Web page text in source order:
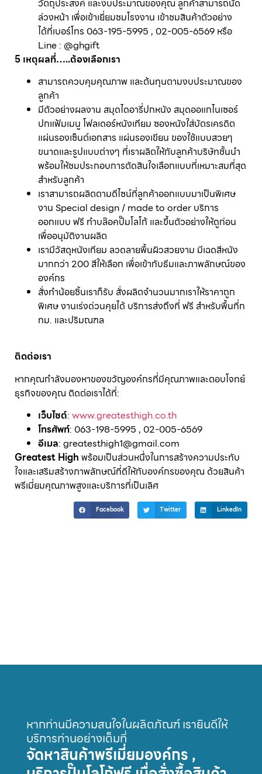
วัตถุประสงค์ และงบประมาณของคุณ ลูกค้าสามารถนัด
ล่วงหน้า เพื่อเข้าเยี่ยมชมโรงงาน เข้าชมสินค้าตัวอย่าง
ได้ที่เบอร์โทร 063-195-5995 , 02-005-6569 หรือ
Line : @ghgift
5 เหตุผลที่…..ต้องเลือกเรา
สามารถควบคุมคุณภาพ และต้นทุนตามงบประมาณของ
ลูกค้า
มีตัวอย่างผลงาน สมุดไดอารี่ปกหนัง สมุดออแกไนเซอร์
ปกแฟ้มเมนู โฟลเดอร์หนังเทียม ซองหนังใส่บัตรเครดิต
แผ่นรองเซ็นต์เอกสาร แผ่นรองเขียน ของใช้แบบสวยๆ
ขนาดและรูปแบบต่างๆ ที่เราผลิตให้กับลูกค้าบริษัทชั้นนำ
พร้อมให้ชมประกอบการตัดสินใจเลือกแบบที่เหมาะสมที่สุด
สำหรับลูกค้า
เราสามารถผลิตตามดีไซน์ที่ลูกค้าออกแบบมาเป็นพิเศษ
งาน Special design / made to order บริการ
ออกแบบ ฟรี ทำบล๊อคปั๊มโลโก้ และขึ้นตัวอย่างให้ดูก่อน
เพื่ออนุมัติงานผลิต
เรามีวัสดุหนังเทียม ลวดลายพื้นผิวสวยงาม มีเฉดสีหนัง
มากกว่า 200 สีให้เลือก เพื่อเข้ากับธีมและภาพลักษณ์ของ
องค์กร
สั่งทำน้อยชิ้นเราก็รับ สั่งผลิตจำนวนมากเราให้ราคาถูก
พิเศษ งานเร่งด่วนคุยได้ บริการส่งถึงที่ ฟรี สำหรับพื้นที่ก
ทม. และปริมณฑล
ติดต่อเรา
หากคุณกำลังมองหาของขวัญองค์กรที่มีคุณภาพและตอบโจทย์
ธุรกิจของคุณ ติดต่อเราได้ที่:
เว็บไซต์: www.greatesthigh.co.th
โทรศัพท์: 063-198-5995 , 02-005-6569
อีเมล: greatesthigh1@gmail.com
Greatest High พร้อมเป็นส่วนหนึ่งในการสร้างความประทับ
ใจและเสริมสร้างภาพลักษณ์ที่ดีให้กับองค์กรของคุณ ด้วยสินค้า
พรีเมี่ยมคุณภาพสูงและบริการที่เป็นเลิศ
Facebook Twitter LinkedIn
หากท่านมีความสนใจในผลิตภัณฑ์ เรายินดีให้
บริการท่านอย่างเต็มที่
จัดหาสินค้าพรีเมี่ยมองค์กร ,